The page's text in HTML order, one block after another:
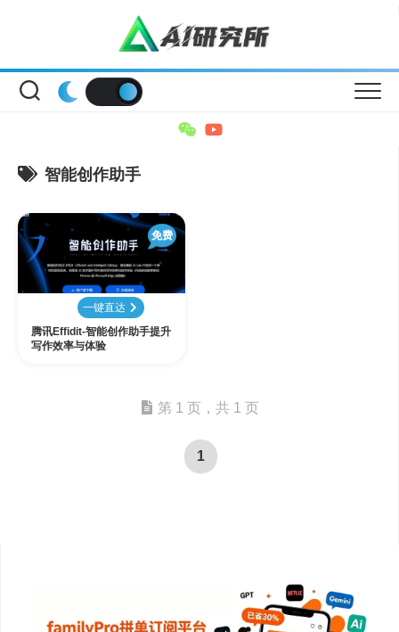
智能创作助手
免费
一键直达
腾讯Effidit-智能创作助手提升
写作效率与体验
第 1 页，共 1 页
1